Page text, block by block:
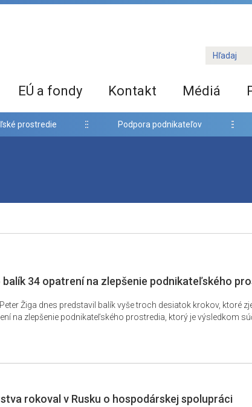
EÚ a fondy Kontakt Médiá
prostredie Podpora podnikateľov
balík 34 opatrení na zlepšenie podnikateľského
Žiga dnes predstavil balík vyše troch desiatok krokov, ktoré
na zlepšenie podnikateľského prostredia, ktorý je výsledkom
rokoval v Rusku o hospodárskej spolupráci